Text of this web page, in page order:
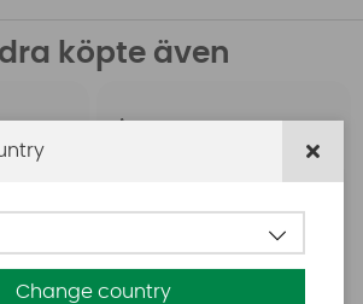
köpte även
Aquasure
Change country